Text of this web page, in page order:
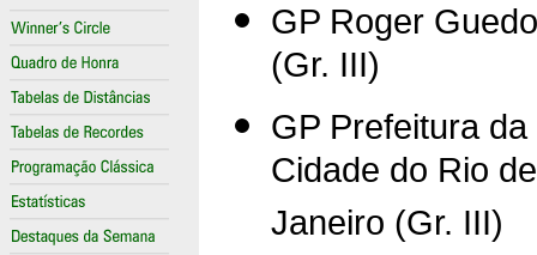
GP Roger
(Gr. III)
GP Prefeitura da
Cidade do Rio de
Janeiro (Gr. III)